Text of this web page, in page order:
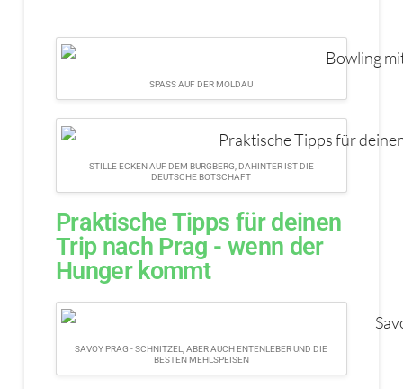
SPASS AUF DER MOLDAU
STILLE ECKEN AUF DEM BURGBERG, DAHINTER IST DIE
DEUTSCHE BOTSCHAFT
Praktische Tipps für deinen
Trip nach Prag - wenn der
Hunger kommt
SAVOY PRAG - SCHNITZEL, ABER AUCH ENTENLEBER UND DIE
BESTEN MEHLSPEISEN